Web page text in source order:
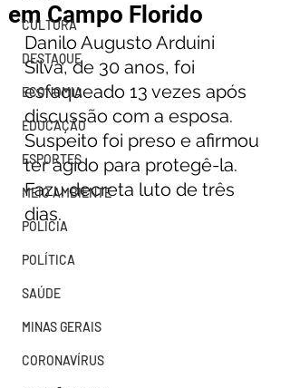
CULTURA
DESTAQUE
ECONOMIA
EDUCAÇÃO
ESPORTES
MEIO AMBIENTE
POLÍCIA
POLÍTICA
SAÚDE
MINAS GERAIS
CORONAVÍRUS
em Campo Florido
Danilo Augusto Arduini
Silva, de 30 anos, foi
esfaqueado 13 vezes após
discussão com a esposa.
Suspeito foi preso e afirmou
ter agido para protegê-la.
Fazu decreta luto de três
dias.